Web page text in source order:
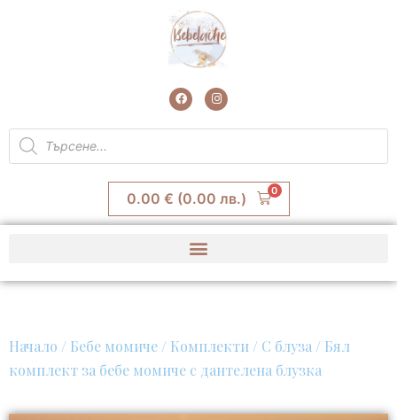
F
a
c
e
o
I
n
s
t
r
m
Products
search
0.00 € (0.00 лв.) 0
Начало / Бебе момиче / Комплекти / С блуза / Бял
комплект за бебе момиче с дантелена блузка